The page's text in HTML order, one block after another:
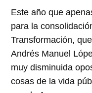
Este año que
para la
Transformación,
Andrés Manuel
muy disminuida
cosas de la vida